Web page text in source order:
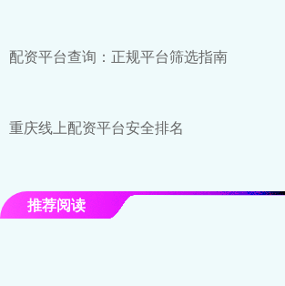
配资平台查询：正规平台筛选指南
重庆线上配资平台安全排名
推荐阅读